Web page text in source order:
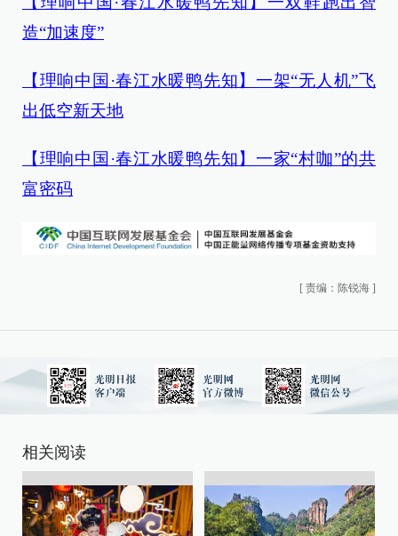
造“加速度”
【理响中国·春江水暖鸭先知】一架“无人机”飞
出低空新天地
【理响中国·春江水暖鸭先知】一家“村咖”的共
富密码
[ 责编：陈锐海 ]
相关阅读